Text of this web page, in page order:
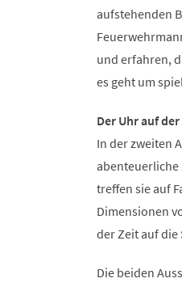
aufstehenden
und erfahren,
es geht um
Der Uhr auf
In der zweiten
treffen sie auf
Dimensionen
der Zeit auf die
Die beiden